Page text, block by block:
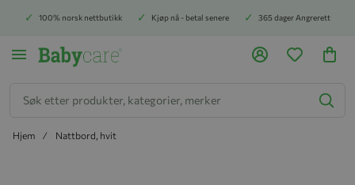
100% norsk nettbutikk Kjøp nå - betal senere 365 dager Angrerett
Hjem Nattbord, hvit